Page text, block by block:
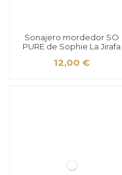
Sonajero mordedor SO
PURE de Sophie La Jirafa
12,00 €